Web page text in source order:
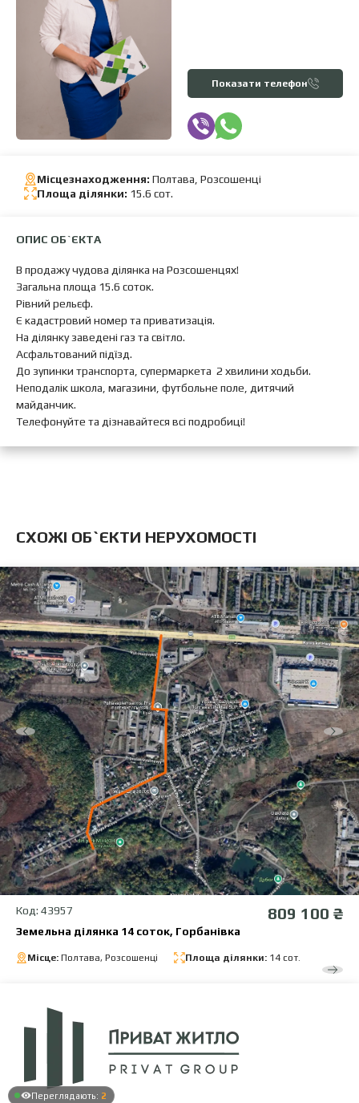
Показати телефон
Місцезнаходження: Полтава, Розсошенці
Площа ділянки: 15.6 сот.
ОПИС ОБ`ЄКТА
В продажу чудова ділянка на Розсошенцях!
Загальна площа 15.6 соток.
Рівний рельєф.
Є кадастровий номер та приватизація.
На ділянку заведені газ та світло.
Асфальтований підїзд.
До зупинки транспорта, супермаркета 2 хвилини ходьби.
Неподалік школа, магазини, футбольне поле, дитячий
майданчик.
Телефонуйте та дізнавайтеся всі подробиці!
CХОЖІ ОБ`ЄКТИ НЕРУХОМОСТІ
Код: 43957 809 100 ₴
Земельна ділянка 14 соток, Горбанівка
Місце: Полтава, Розсошенці Площа ділянки: 14 сот.
Переглядають: 2